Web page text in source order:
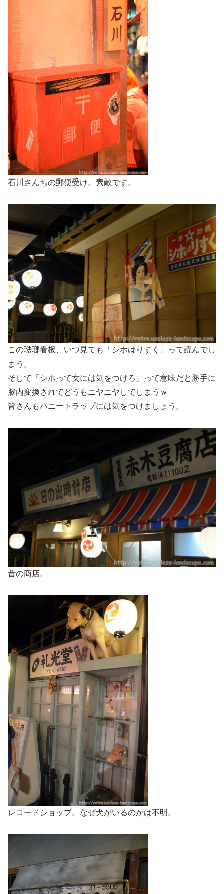
石川さんちの郵便受け。素敵です。
この琺瑯看板、いつ見ても「シホはりすく」って読んでし
まう。
そして「シホって女には気をつけろ」って意味だと勝手に
脳内変換されてどうもニヤニヤしてしまうｗ
皆さんもハニートラップには気をつけましょう。
昔の商店。
レコードショップ。なぜ犬がいるのかは不明。